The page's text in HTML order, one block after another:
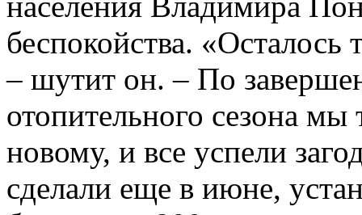
беспокойства. «Осталось
– шутит он. – По
отопительного сезона мы
новому, и все успели
сделали еще в июне,